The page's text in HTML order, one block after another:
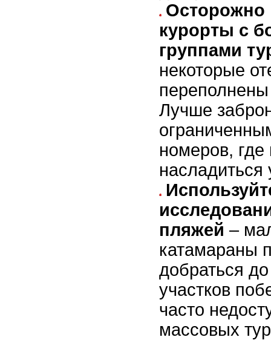
Осторожно
курорты с
группами
некоторые
Лучше
номеров,
пляжей –
катамараны
добраться
участков
часто
массовых